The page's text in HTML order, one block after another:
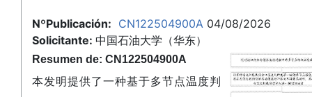
NºPublicación: CN122504900A 04/08/2026
Solicitante: 中国石油大学（华东）
Resumen de: CN122504900A
本发明提供了一种基于多节点温度判